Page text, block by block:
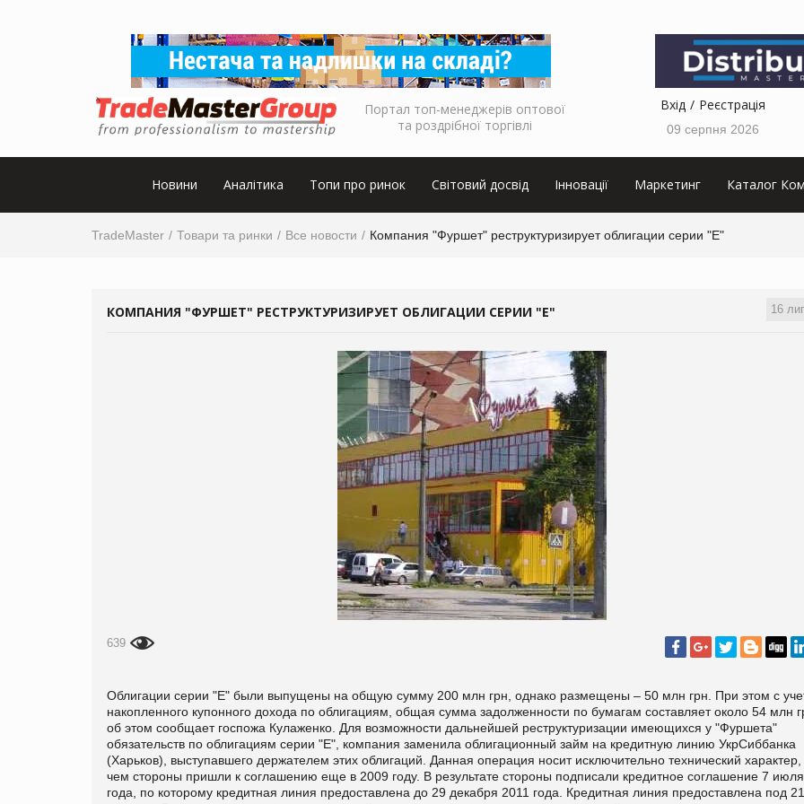
Портал топ-менеджерів оптової
та роздрібної торгівлі
Вхід Реєстрація
09 серпня 2026
Новини Аналітика Топи про ринок Світовий досвід Інновації Маркетинг Каталог
TradeMaster Товари та ринки Все новости Компания "Фуршет" реструктуризирует облигации серии "Е"
16
КОМПАНИЯ "ФУРШЕТ" РЕСТРУКТУРИЗИРУЕТ ОБЛИГАЦИИ СЕРИИ "Е"
639
Облигации серии "Е" были выпущены на общую сумму 200 млн грн, однако размещены – 50 млн грн. При этом с
накопленного купонного дохода по облигациям, общая сумма задолженности по бумагам составляет около 54 млн
об этом сообщает госпожа Кулаженко. Для возможности дальнейшей реструктуризации имеющихся у "Фуршета"
обязательств по облигациям серии "Е", компания заменила облигационный займ на кредитную линию УкрСиббанка
(Харьков), выступавшего держателем этих облигаций. Данная операция носит исключительно технический характер,
чем стороны пришли к соглашению еще в 2009 году. В результате стороны подписали кредитное соглашение 7
года, по которому кредитная линия предоставлена до 29 декабря 2011 года. Кредитная линия предоставлена под